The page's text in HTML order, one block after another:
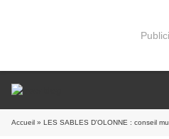
Accueil » LES SABLES D'OLONNE : conseil